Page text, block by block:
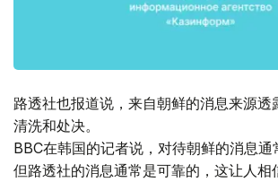
路透社也报道说，来自朝鲜的消息来源透
清洗和处决。
BBC在韩国的记者说，对待朝鲜的消息通
但路透社的消息通常是可靠的，这让人相